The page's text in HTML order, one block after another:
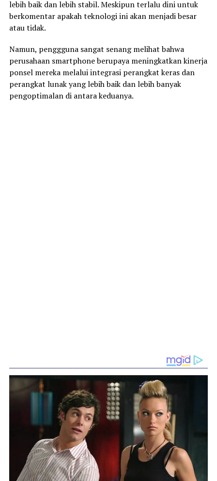
lebih baik dan lebih stabil. Meskipun terlalu dini untuk
berkomentar apakah teknologi ini akan menjadi besar
atau tidak.
Namun, penggguna sangat senang melihat bahwa
perusahaan smartphone berupaya meningkatkan kinerja
ponsel mereka melalui integrasi perangkat keras dan
perangkat lunak yang lebih baik dan lebih banyak
pengoptimalan di antara keduanya.